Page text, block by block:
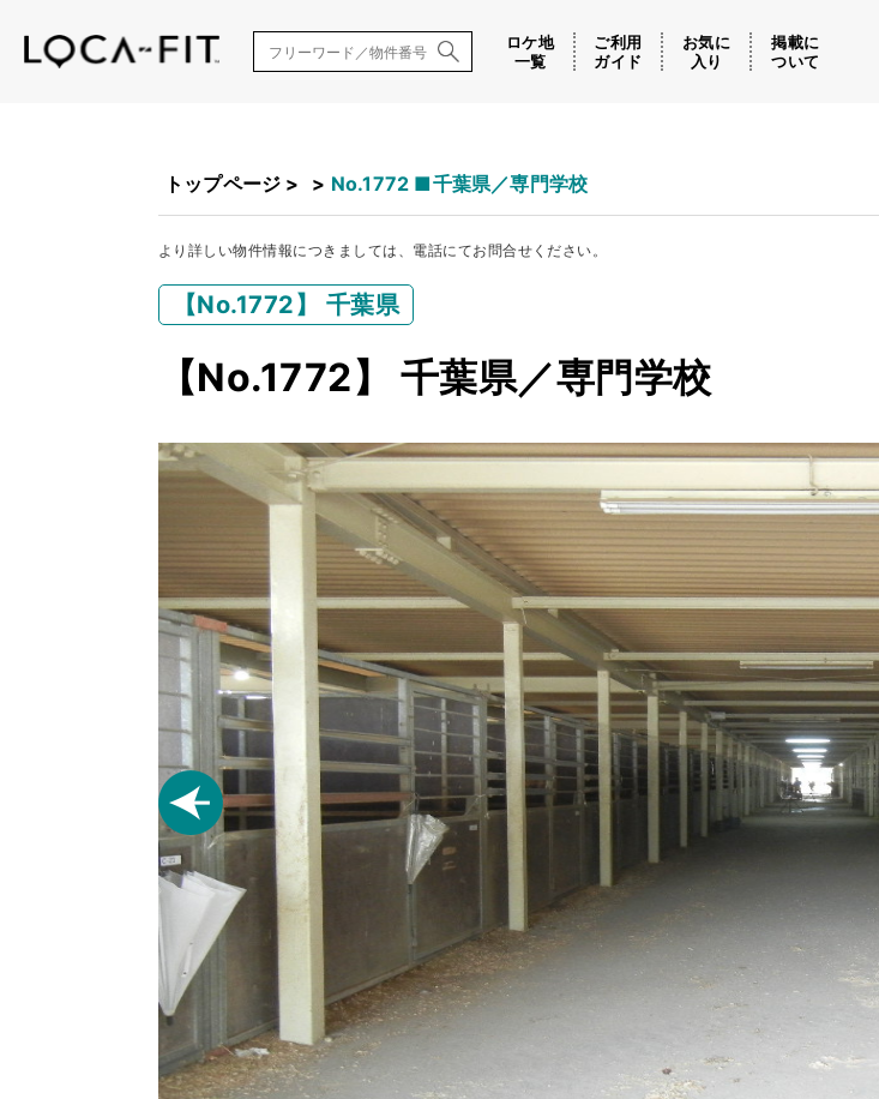
ロケ地
一覧
ご利用
ガイド
お気に
入り
掲載に
ついて
トップページ > > No.1772 ■千葉県／専門学校
より詳しい物件情報につきましては、電話にてお問合せください。
【No.1772】 千葉県
【No.1772】 千葉県／専門学校